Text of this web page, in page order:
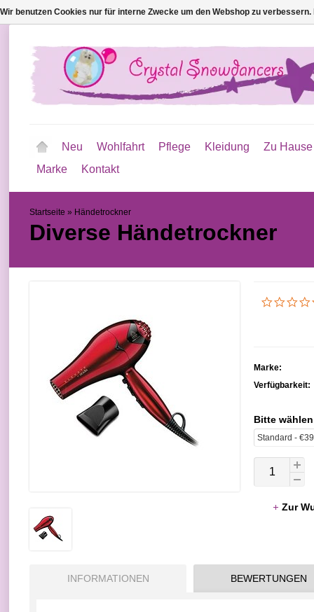
Neu Wohlfahrt Pflege Kleidung
Zu Hause
Marke
Kontakt
Startseite » Händetrockner
Diverse Händetrockner
Marke:
Verfügbarkeit:
Bitte
Zur
INFORMATIONEN BEWERTUNGEN
Wir benutzen Cookies nur für interne Zwecke um den Webshop zu